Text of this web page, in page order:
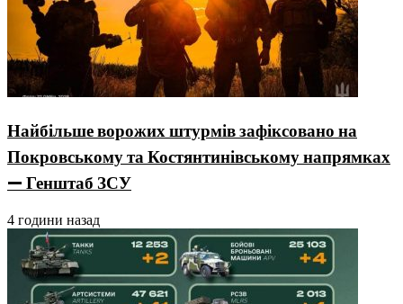
Найбільше ворожих штурмів зафіксовано на
Покровському та Костянтинівському напрямках
— Генштаб ЗСУ
4 години назад